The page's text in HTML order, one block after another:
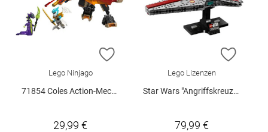
ZUR WUNSCHLISTE HINZUFÜGEN
Lego Ninjago
71854 Coles Action-Mech und Drache.. V29
29,99 €
ZUR
Lego Lizenzen
Star Wars "Angriffskreuzer der Venator-Klasse", 75441
79,99 €